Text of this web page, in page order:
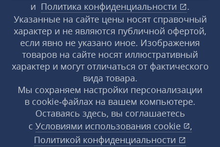
и Политика конфиденциальности
.
Указанные на сайте цены носят справочный
характер и не являются публичной офертой,
если явно не указано иное. Изображения
товаров на сайте носят иллюстративный
характер и могут отличаться от фактического
вида товара.
Мы сохраняем настройки персонализации
в cookie‑файлах на вашем компьютере.
Оставаясь здесь, вы соглашаетесь
с Условиями использования cookie
,
Политикой конфиденциальности